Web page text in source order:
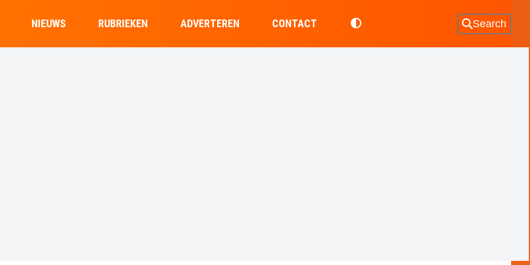
NIEUWS RUBRIEKEN ADVERTEREN CONTACT Search